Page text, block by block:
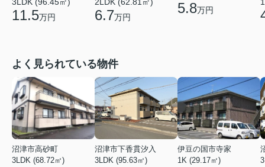
11.5万円 6.7万円
5.8万円
よく見られている物件
沼津市高砂町
3LDK (68.72㎡)
沼津市下香貫汐入
3LDK (95.63㎡)
伊豆の国市寺家
1K (29.17㎡)